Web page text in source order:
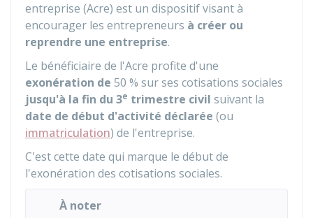
entreprise (Acre) est un dispositif visant à
encourager les entrepreneurs à créer ou
reprendre une entreprise.
Le bénéficiaire de l'Acre profite d'une
exonération de 50 % sur ses cotisations sociales
jusqu'à la fin du 3e trimestre civil suivant la
date de début d'activité déclarée (ou
immatriculation) de l'entreprise.
C'est cette date qui marque le début de
l'exonération des cotisations sociales.
À noter